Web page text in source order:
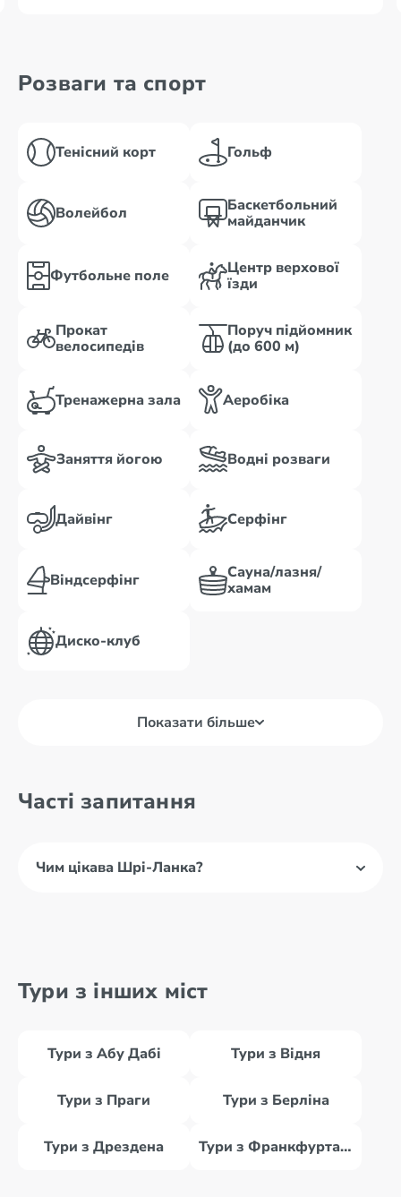
Розваги та спорт
Тенісний корт Гольф
Волейбол
Баскетбольний
майданчик
Футбольне поле
Центр верхової
їзди
Прокат
велосипедів
Поруч підйомник
(до 600 м)
Тренажерна зала Аеробіка
Заняття йогою Водні розваги
Дайвінг Серфінг
Віндсерфінг
Сауна/лазня/
хамам
Диско-клуб
Показати більше
Часті запитання
Чим цікава Шрі-Ланка?
Тури з інших міст
Тури з Абу Дабі Тури з Відня
Тури з Праги Тури з Берліна
Тури з Дрездена Тури з Франкфурта-на-Майні